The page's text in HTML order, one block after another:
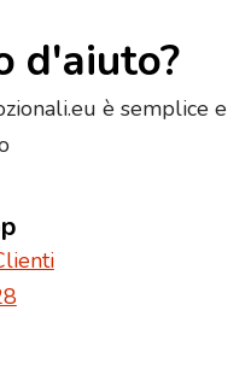
d'aiuto?
è semplice e